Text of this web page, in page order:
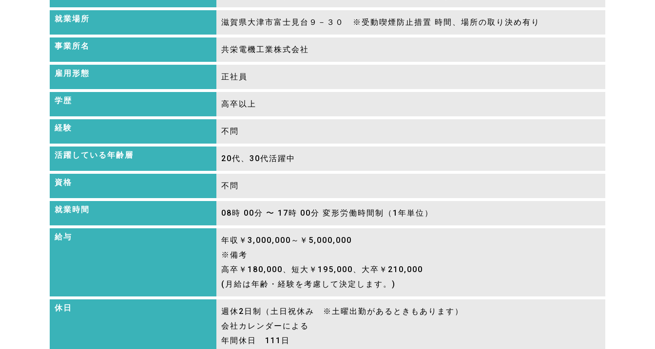
就業場所 滋賀県大津市富士見台９－３０ ※受動喫煙防止措置 時間、場所の取り決め有り
事業所名 共栄電機工業株式会社
雇用形態 正社員
学歴 高卒以上
経験 不問
活躍している年齢層 20代、30代活躍中
資格 不問
就業時間 08時 00分 〜 17時 00分 変形労働時間制（1年単位）
給与
年収￥3,000,000～￥5,000,000
※備考
高卒￥180,000、短大￥195,000、大卒￥210,000
(月給は年齢・経験を考慮して決定します。)
休日
週休2日制（土日祝休み ※土曜出勤があるときもあります）
会社カレンダーによる
年間休日 111日